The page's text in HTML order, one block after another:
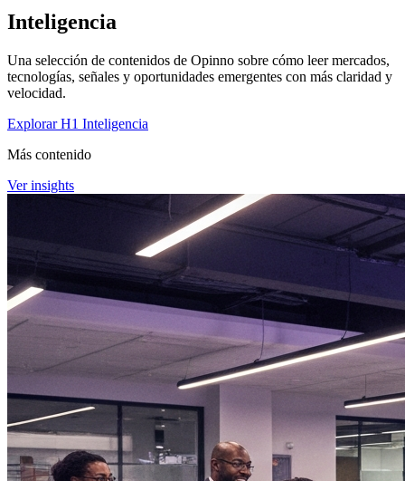
Inteligencia
Una selección de contenidos de Opinno sobre cómo leer mercados,
tecnologías, señales y oportunidades emergentes con más claridad y
velocidad.
Explorar H1 Inteligencia
Más contenido
Ver insights